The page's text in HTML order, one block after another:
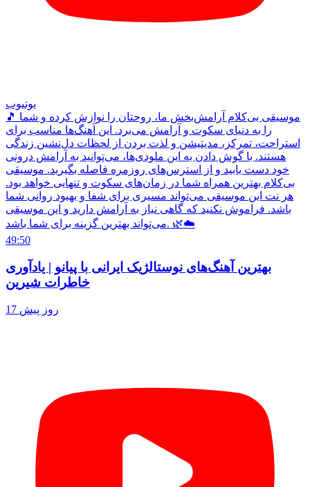
یوتیوب
🎵 موسیقی بی‌کلام آرامش‌بخش ما، روحتان را نوازش کرده و شما
را به دنیای سکوت و آرامش می‌برد. این آهنگ‌ها مناسب برای
استراحت، تمرکز، مدیتیشن و لذت بردن از لحظات دل‌نشین زندگی
هستند. با گوش دادن به این ملودی‌ها، می‌توانید به آرامش درونی
خود دست یابید و از استرس‌های روزمره فاصله بگیرید. موسیقی
بی‌کلام بهترین همراه شما در زمان‌های سکوت و تنهایی خواهد بود.
هر نت این موسیقی می‌تواند مسیری برای شفا و بهبود روانی شما
باشد. فراموش نکنید که گاهی نیاز به آرامش دارید و این موسیقی
می‌تواند بهترین گزینه برای شما باشد. 🌿☁️
49:50
بهترین آهنگ‌های نوستالژیک ایرانی با پیانو | یادآوری
خاطرات شیرین
17 روز پیش